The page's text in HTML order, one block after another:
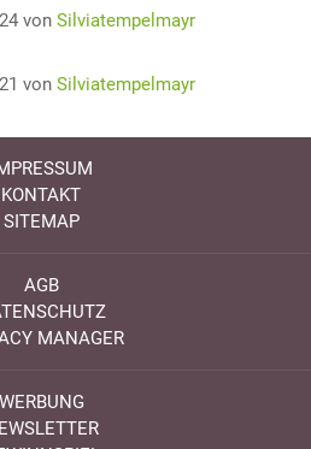
von Silviatempelmayr
von Silviatempelmayr
KONTAKT
SITEMAP
AGB
MANAGER
WERBUNG